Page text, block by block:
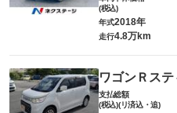
(税込)
年式2018年
走行4.8万km
ワゴンＲス
支払総額
(税込)(リ済込・追)